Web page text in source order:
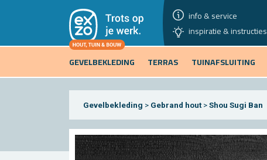
info & service
inspiratie & instructies
GEVELBEKLEDING
TERRAS TUINAFSLUITING
Gevelbekleding > Gebrand hout>Shou Sugi Ban